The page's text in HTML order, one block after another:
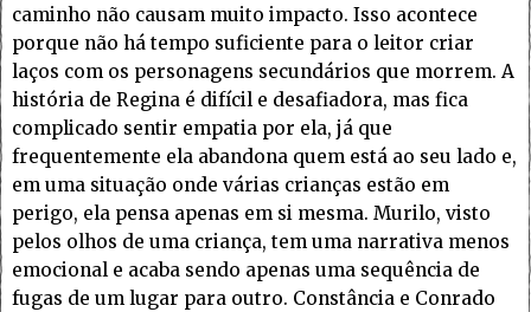
caminho não causam muito impacto. Isso acontece
porque não há tempo suficiente para o leitor criar
laços com os personagens secundários que morrem. A
história de Regina é difícil e desafiadora, mas fica
complicado sentir empatia por ela, já que
frequentemente ela abandona quem está ao seu lado e,
em uma situação onde várias crianças estão em
perigo, ela pensa apenas em si mesma. Murilo, visto
pelos olhos de uma criança, tem uma narrativa menos
emocional e acaba sendo apenas uma sequência de
fugas de um lugar para outro. Constância e Conrado